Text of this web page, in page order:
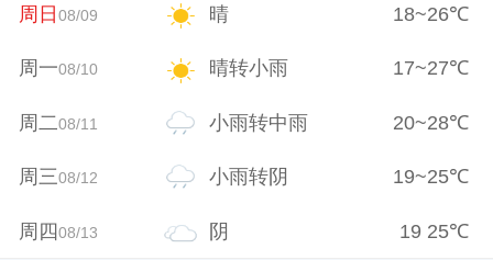
周日08/09 晴 18~26℃
周一08/10 晴转小雨 17~27℃
周二08/11 小雨转中雨 20~28℃
周三08/12 小雨转阴 19~25℃
周四08/13 阴 19 25℃